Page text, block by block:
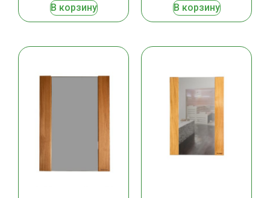
В корзину В корзину